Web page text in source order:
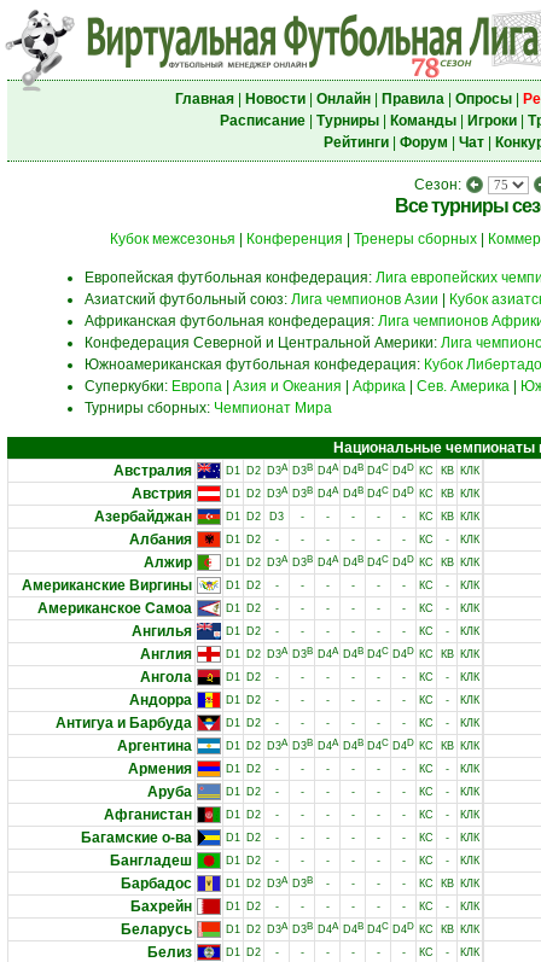
Главная| Новости| Онлайн| Правила| Опросы|
Расписание| Турниры| Команды| Игроки|
Рейтинги| Форум Чат|
Сезон:
Все турниры
Кубок межсезонья Конференция Тренеры сборных
Европейская футбольная конфедерация: Лига европейских
Азиатский футбольный союз: Лига чемпионов Азии
Кубок
Африканская футбольная конфедерация: Лига чемпионов
Конфедерация Северной и Центральной Америки: Лига
Южноамериканская футбольная конфедерация: Кубок
Суперкубки: Европа| Азия и Океания Африка| Сев. Америка|
Турниры сборных: Чемпионат Мира
Национальные чемпионаты
Австралия
D1 D2 D3A D3B D4A D4B D4C D4D КС КВ КЛК
Австрия D1 D2 D3A D3B D4A D4B D4C D4D КС КВ КЛК
Азербайджан D1 D2 D3 - - - - - КС КВ КЛК
Албания D1 D2 - - - - - - КС - КЛК
Алжир D1 D2 D3A D3B D4A D4B D4C D4D КС КВ КЛК
Американские Виргины D1 D2 - - - - - - КС - КЛК
Американское Самоа D1 D2 - - - - - - КС - КЛК
Ангилья D1 D2 - - - - - - КС - КЛК
Англия D1 D2 D3A D3B D4A D4B D4C D4D КС КВ КЛК
Ангола D1 D2 - - - - - - КС - КЛК
Андорра D1 D2 - - - - - - КС - КЛК
Антигуа и Барбуда D1 D2 - - - - - - КС - КЛК
Аргентина D1 D2 D3A D3B D4A D4B D4C D4D КС КВ КЛК
Армения D1 D2 - - - - - - КС - КЛК
Аруба D1 D2 - - - - - - КС - КЛК
Афганистан D1 D2 - - - - - - КС - КЛК
Багамские о-ва D1 D2 - - - - - - КС - КЛК
Бангладеш D1 D2 - - - - - - КС - КЛК
Барбадос D1 D2 D3A D3B - - - - КС КВ КЛК
Бахрейн D1 D2 - - - - - - КС - КЛК
Беларусь D1 D2 D3A D3B D4A D4B D4C D4D КС КВ КЛК
Белиз D1 D2 - - - - - - КС - КЛК